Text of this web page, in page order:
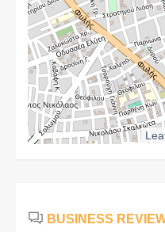
BUSINESS